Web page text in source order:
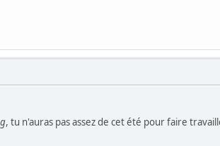
, tu n'auras pas assez de cet été pour faire